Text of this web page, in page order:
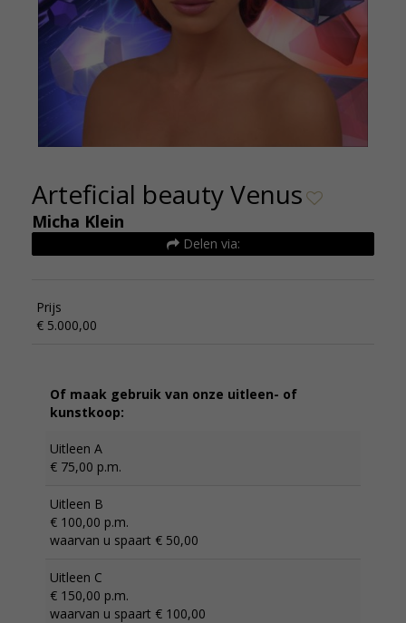
Arteficial beauty Venus
Micha Klein
Delen via:
Prijs
€ 5.000,00
Of maak gebruik van onze uitleen- of
kunstkoop:
Uitleen A
€ 75,00 p.m.
Uitleen B
€ 100,00 p.m.
waarvan u spaart € 50,00
Uitleen C
€ 150,00 p.m.
waarvan u spaart € 100,00